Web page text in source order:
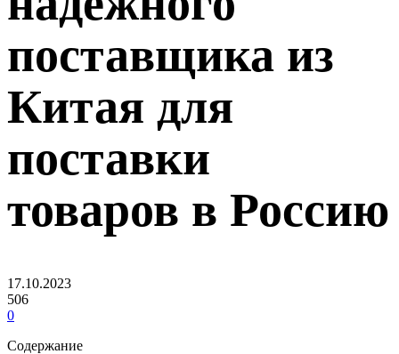
поставщика из
Китая для
поставки
товаров в Россию
17.10.2023
506
0
Содержание